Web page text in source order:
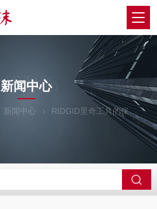
NEWS
新闻中心
新闻中心 RIDGID里奇工具的保养与维护